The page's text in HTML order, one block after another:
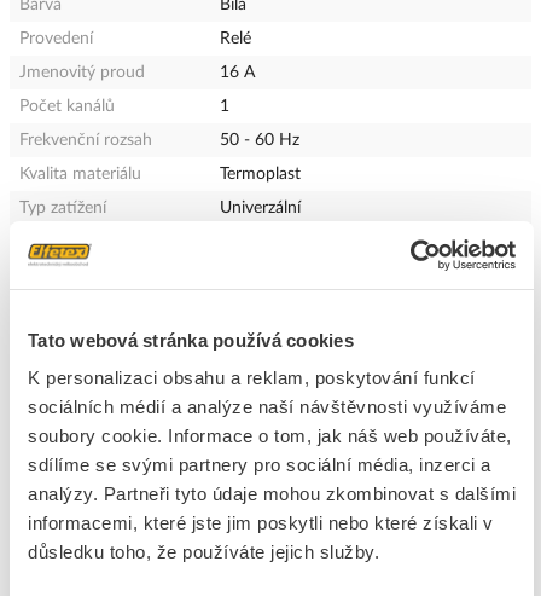
Tato webová stránka používá cookies
K personalizaci obsahu a reklam, poskytování funkcí
sociálních médií a analýze naší návštěvnosti využíváme
soubory cookie. Informace o tom, jak náš web používáte,
sdílíme se svými partnery pro sociální média, inzerci a
analýzy. Partneři tyto údaje mohou zkombinovat s dalšími
informacemi, které jste jim poskytli nebo které získali v
důsledku toho, že používáte jejich služby.
Barva
Bílá
Provedení
Relé
Jmenovitý proud
16 A
Počet kanálů
1
Frekvenční rozsah
50 - 60 Hz
Kvalita materiálu
Termoplast
Typ zatížení
Univerzální
Materiál
RAL číslo (podobné)
7035
Spínací výkon HVAC
3000 - 3000 W
Použití s pohybovým
čidlem
Ano
Použití s bezdrátov.
tlačítkem
Ne
Použití s indik.přítomnosti Ano
Možnost použití s
Ano